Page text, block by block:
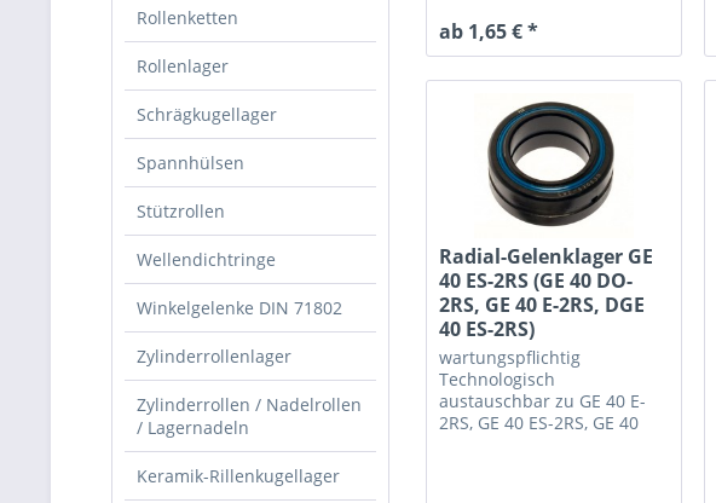
Rollenketten
Rollenlager
Schrägkugellager
Spannhülsen
Stützrollen
Wellendichtringe
Winkelgelenke DIN 71802
Zylinderrollenlager
Zylinderrollen / Nadelrollen
/ Lagernadeln
Keramik-Rillenkugellager
ab 1,65 € *
Radial-Gelenklager GE
40 ES-2RS (GE 40 DO-
2RS, GE 40 E-2RS, DGE
40 ES-2RS)
wartungspflichtig
Technologisch
austauschbar zu GE 40 E-
2RS, GE 40 ES-2RS, GE 40